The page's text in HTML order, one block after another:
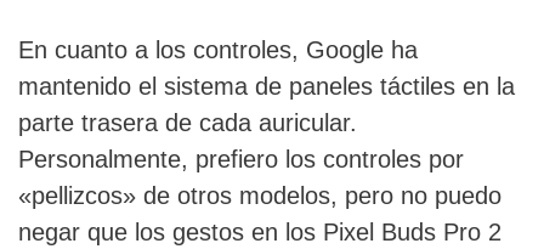
En cuanto a los controles, Google ha
mantenido el sistema de paneles táctiles en la
parte trasera de cada auricular.
Personalmente, prefiero los controles por
«pellizcos» de otros modelos, pero no puedo
negar que los gestos en los Pixel Buds Pro 2